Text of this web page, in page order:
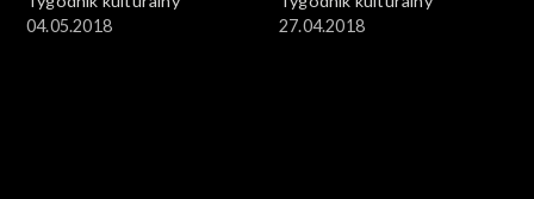
04.05.2018
27.04.2018